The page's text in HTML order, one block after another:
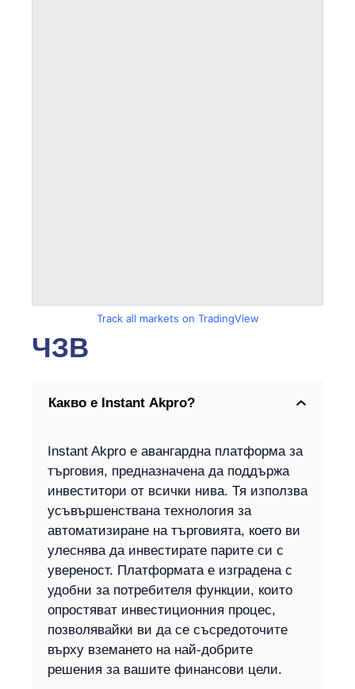
Track all markets on TradingView
ЧЗВ
Какво е Instant Akpro?
Instant Akpro е авангардна платформа за
търговия, предназначена да поддържа
инвеститори от всички нива. Тя използва
усъвършенствана технология за
автоматизиране на търговията, което ви
улеснява да инвестирате парите си с
увереност. Платформата е изградена с
удобни за потребителя функции, които
опростяват инвестиционния процес,
позволявайки ви да се съсредоточите
върху вземането на най-добрите
решения за вашите финансови цели.